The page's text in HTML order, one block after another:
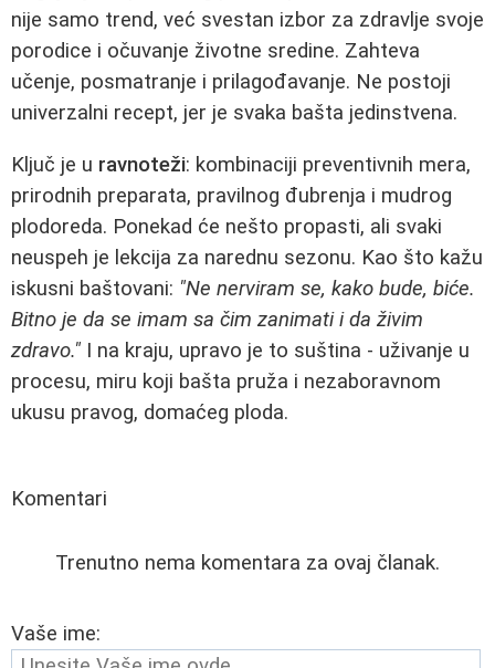
nije samo trend, već svestan izbor za zdravlje svoje
porodice i očuvanje životne sredine. Zahteva
učenje, posmatranje i prilagođavanje. Ne postoji
univerzalni recept, jer je svaka bašta jedinstvena.
Ključ je u ravnoteži: kombinaciji preventivnih mera,
prirodnih preparata, pravilnog đubrenja i mudrog
plodoreda. Ponekad će nešto propasti, ali svaki
neuspeh je lekcija za narednu sezonu. Kao što kažu
iskusni baštovani: "Ne nerviram se, kako bude, biće.
Bitno je da se imam sa čim zanimati i da živim
zdravo." I na kraju, upravo je to suština - uživanje u
procesu, miru koji bašta pruža i nezaboravnom
ukusu pravog, domaćeg ploda.
Komentari
Trenutno nema komentara za ovaj članak.
Vaše ime: